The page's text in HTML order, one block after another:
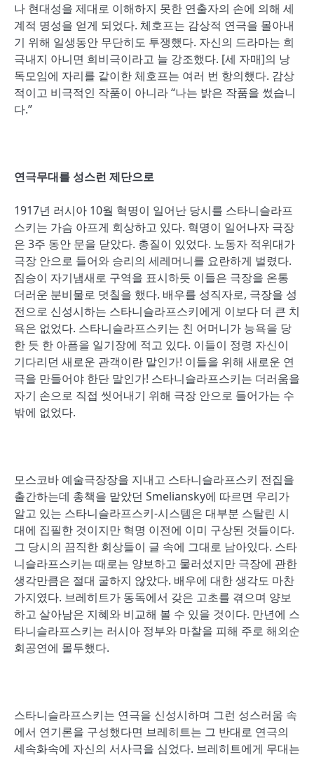
나 현대성을 제대로 이해하지 못한 연출자의 손에 의해 세
계적 명성을 얻게 되었다. 체호프는 감상적 연극을 몰아내
기 위해 일생동안 무단히도 투쟁했다. 자신의 드라마는 희
극내지 아니면 희비극이라고 늘 강조했다. [세 자매]의 낭
독모임에 자리를 같이한 체호프는 여러 번 항의했다. 감상
적이고 비극적인 작품이 아니라 “나는 밝은 작품을 썼습니
다.”
연극무대를 성스런 제단으로
1917년 러시아 10월 혁명이 일어난 당시를 스타니슬라프
스키는 가슴 아프게 회상하고 있다. 혁명이 일어나자 극장
은 3주 동안 문을 닫았다. 총질이 있었다. 노동자 적위대가
극장 안으로 들어와 승리의 세레머니를 요란하게 벌렸다.
짐승이 자기냄새로 구역을 표시하듯 이들은 극장을 온통
더러운 분비물로 덧칠을 했다. 배우를 성직자로, 극장을 성
전으로 신성시하는 스타니슬라프스키에게 이보다 더 큰 치
욕은 없었다. 스타니슬라프스키는 친 어머니가 능욕을 당
한 듯 한 아픔을 일기장에 적고 있다. 이들이 정령 자신이
기다리던 새로운 관객이란 말인가! 이들을 위해 새로운 연
극을 만들어야 한단 말인가! 스타니슬라프스키는 더러움을
자기 손으로 직접 씻어내기 위해 극장 안으로 들어가는 수
밖에 없었다.
모스코바 예술극장장을 지내고 스타니슬라프스키 전집을
출간하는데 총책을 맡았던 Smeliansky에 따르면 우리가
알고 있는 스타니슬라프스키-시스템은 대부분 스탈린 시
대에 집필한 것이지만 혁명 이전에 이미 구상된 것들이다.
그 당시의 끔직한 회상들이 글 속에 그대로 남아있다. 스타
니슬라프스키는 때로는 양보하고 물러섰지만 극장에 관한
생각만큼은 절대 굴하지 않았다. 배우에 대한 생각도 마찬
가지였다. 브레히트가 동독에서 갖은 고초를 겪으며 양보
하고 살아남은 지혜와 비교해 볼 수 있을 것이다. 만년에 스
타니슬라프스키는 러시아 정부와 마찰을 피해 주로 해외순
회공연에 몰두했다.
스타니슬라프스키는 연극을 신성시하며 그런 성스러움 속
에서 연기론을 구성했다면 브레히트는 그 반대로 연극의
세속화속에 자신의 서사극을 심었다. 브레히트에게 무대는